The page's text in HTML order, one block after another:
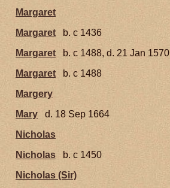
Margaret
Margaret
b. c 1436
Margaret
b. c 1488, d. 21 Jan 1570
Margaret
b. c 1488
Margery
Mary
d. 18 Sep 1664
Nicholas
Nicholas
b. c 1450
Nicholas (Sir)